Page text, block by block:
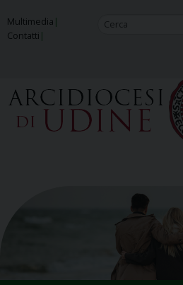
to
content
Multimedia
Contatti